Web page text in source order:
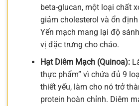
beta-glucan, một loại chất
giảm cholesterol và ổn
Yến mạch mang lại độ
vị đặc trưng cho cháo.
Hạt Diêm Mạch (Quinoa):
thực phẩm” vì chứa đủ 9
thiết yếu, làm cho nó trở
protein hoàn chỉnh. Diêm